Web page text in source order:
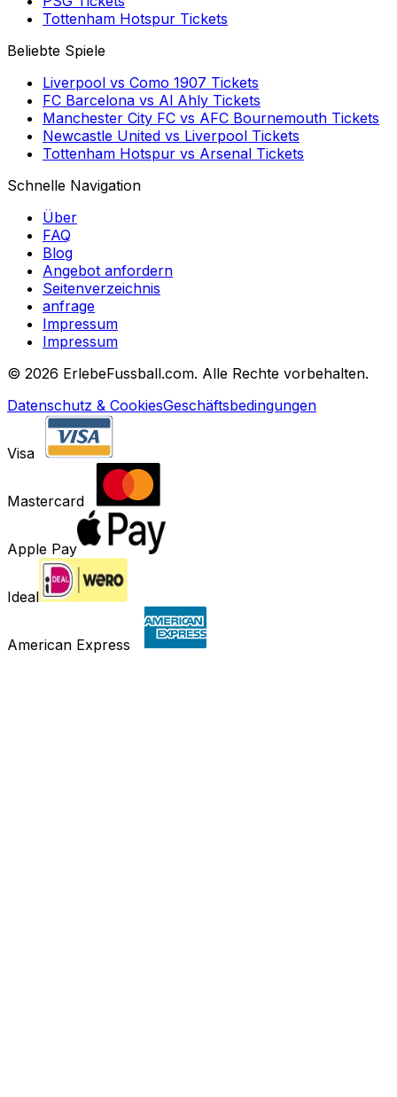
Tottenham Hotspur Tickets
Beliebte Spiele
Liverpool vs Como 1907 Tickets
FC Barcelona vs Al Ahly Tickets
Manchester City FC vs AFC Bournemouth Tickets
Newcastle United vs Liverpool Tickets
Tottenham Hotspur vs Arsenal Tickets
Schnelle Navigation
Über
FAQ
Blog
Angebot anfordern
Seitenverzeichnis
anfrage
Impressum
Impressum
© 2026 ErlebeFussball.com. Alle Rechte vorbehalten.
Datenschutz & CookiesGeschäftsbedingungen
Visa
Mastercard
Apple Pay
Ideal
American Express